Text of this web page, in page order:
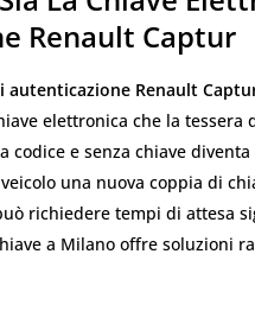
Renault Captur
autenticazione Renault
elettronica che la tessera
codice e senza chiave
una nuova coppia di
richiedere tempi di attesa
a Milano offre soluzioni